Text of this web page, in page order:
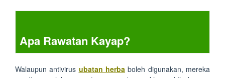
Apa Rawatan Kayap?
Walaupun antivirus ubatan herba boleh digunakan, mereka